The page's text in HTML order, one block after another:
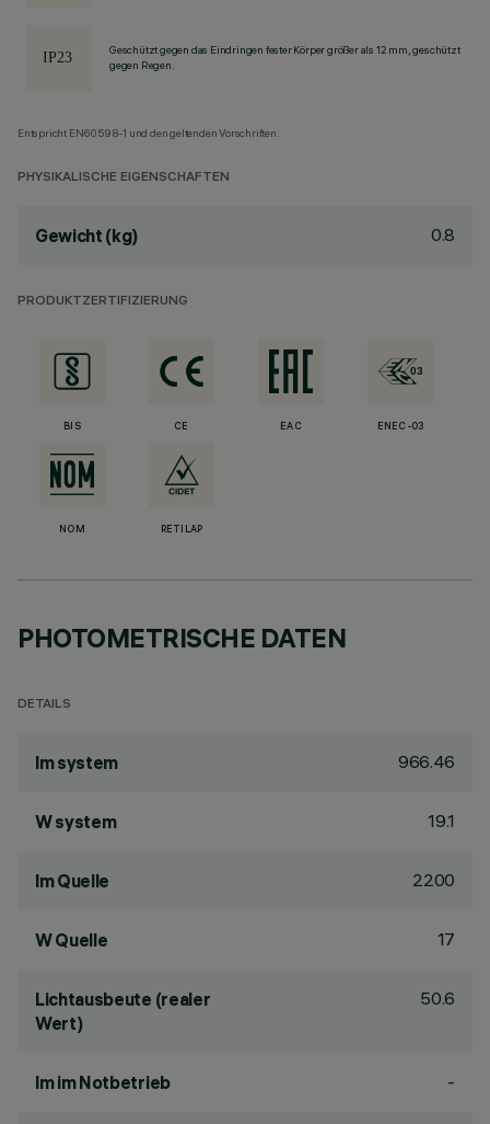
Geschützt gegen das Eindringen fester Körper größer als 12 mm, geschützt
gegen Regen.
Entspricht EN60598-1 und den geltenden Vorschriften.
PHYSIKALISCHE EIGENSCHAFTEN
Gewicht (kg) 0.8
PRODUKTZERTIFIZIERUNG
BIS CE EAC ENEC-03
NOM RETILAP
PHOTOMETRISCHE DATEN
DETAILS
lm system 966.46
W system 19.1
lm Quelle 2200
W Quelle 17
Lichtausbeute (realer
Wert)
50.6
lm im Notbetrieb -